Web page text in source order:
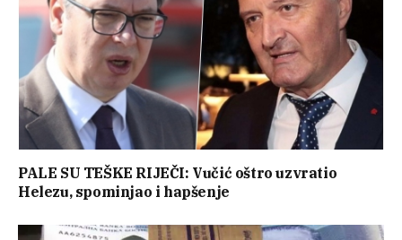
PALE SU TEŠKE RIJEČI: Vučić oštro uzvratio
Helezu, spominjao i hapšenje